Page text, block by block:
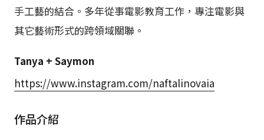
手工藝的結合。多年從事電影教育工作，專注電影與
其它藝術形式的跨領域關聯。
Tanya + Saymon
https://www.instagram.com/naftalinovaia
作品介紹